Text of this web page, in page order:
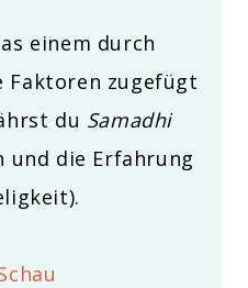
einem durch
Faktoren zugefügt
du Samadhi
und die Erfahrung